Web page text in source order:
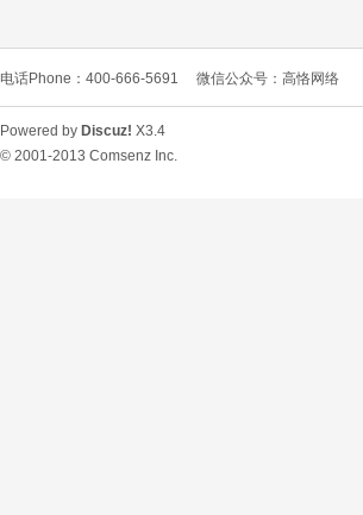
L
电话Phone：400-666-5691 微信公众号：高恪网络
Powered by Discuz! X3.4
© 2001-2013 Comsenz Inc.